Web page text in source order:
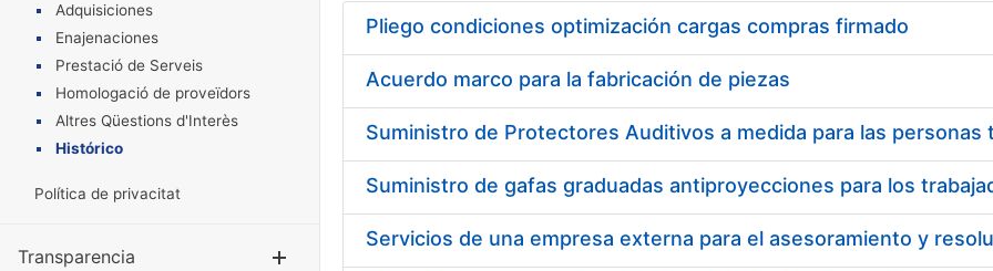
Adquisiciones
Enajenaciones
Prestació de Serveis
Homologació de proveïdors
Altres Qüestions d'Interès
Histórico
Política de privacitat
Transparencia
Pliego condiciones optimización cargas compras firmado
Acuerdo marco para la fabricación de piezas